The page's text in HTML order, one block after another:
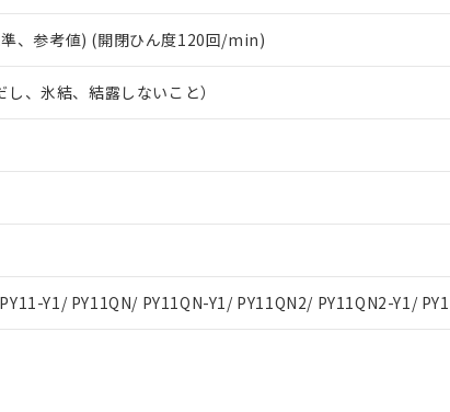
、参考値) (開閉ひん度120回/min)
、氷結、結露しないこと）
Y1/ PY11QN/ PY11QN-Y1/ PY11QN2/ PY11QN2-Y1/